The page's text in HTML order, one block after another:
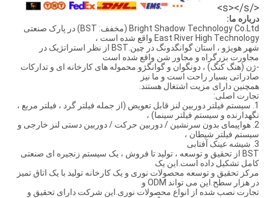
</s></s>
درباره ما:
Bright Shadow Technology Co.Ltd (مخفف: BST) در پارک صنعتی
East River High Technology واقع شده است ،
شهر هویژو ، استان گوانگدونگ در چین.BST از نظر استراتژیک در
مجاورت بزرگراه و مجاور شن واقع شده است
-ژن (هنگ کنگ) ، دونگوان و گوانگژو.محموله های کارخانه ای و تدارکات
صادراتی بسیار راحت است و ما نیز
همچنین دارای مزیت اشتغال هستند.
تجارت اصلی:
1. سیستم فیلتر دوربین لنز قابل تعویض (از جمله فیلتر گرد ، فیلتر مربع ،
نگهدارنده و سیستم فیلتر سینما) ،
2. هواپیمای بدون سرنشین / دوربین حرکت / دوربین دستی لنز خارجی و
سیستم فیلتر شیطان ،
3. شیشه عینک آفتابی
BST از تحقیق و توسعه ، تولید تا فروش ، یک سیستم زنجیره ای صنعتی
کامل تشکیل داده است.این یک
مرکز تحقیق و توسعه محصولات نوری و یک کارخانه تولید با یک اتاق تمیز
در هزار سطح.این می تواند ODM و
تجارت نصب شده از انواع محصولات نوری.این شرکت دارای تحقیق و